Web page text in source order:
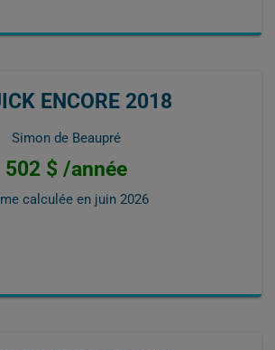
ENCORE 2018
Simon de Beaupré
502 $ /année
calculée en juin 2026